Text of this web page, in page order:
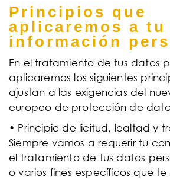
Principios que
aplicaremos a tu
información
En el tratamiento de tus datos
aplicaremos los siguientes
ajustan a las exigencias del
europeo de protección de
• Principio de licitud, lealtad y
Siempre vamos a requerir tu
el tratamiento de tus datos
o varios fines específicos que te